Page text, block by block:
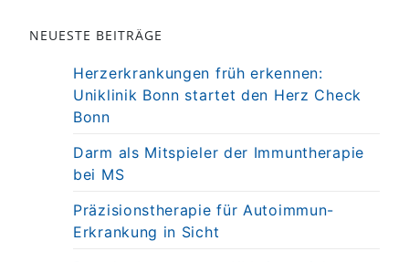
NEUESTE BEITRÄGE
Herzerkrankungen früh erkennen:
Uniklinik Bonn startet den Herz Check
Bonn
Darm als Mitspieler der Immuntherapie
bei MS
Präzisionstherapie für Autoimmun-
Erkrankung in Sicht